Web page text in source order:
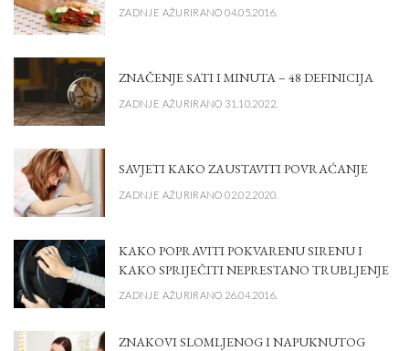
ZADNJE AŽURIRANO 04.05.2016.
ZNAČENJE SATI I MINUTA – 48 DEFINICIJA
ZADNJE AŽURIRANO 31.10.2022.
SAVJETI KAKO ZAUSTAVITI POVRAĆANJE
ZADNJE AŽURIRANO 02.02.2020.
KAKO POPRAVITI POKVARENU SIRENU I
KAKO SPRIJEČITI NEPRESTANO TRUBLJENJE
ZADNJE AŽURIRANO 26.04.2016.
ZNAKOVI SLOMLJENOG I NAPUKNUTOG